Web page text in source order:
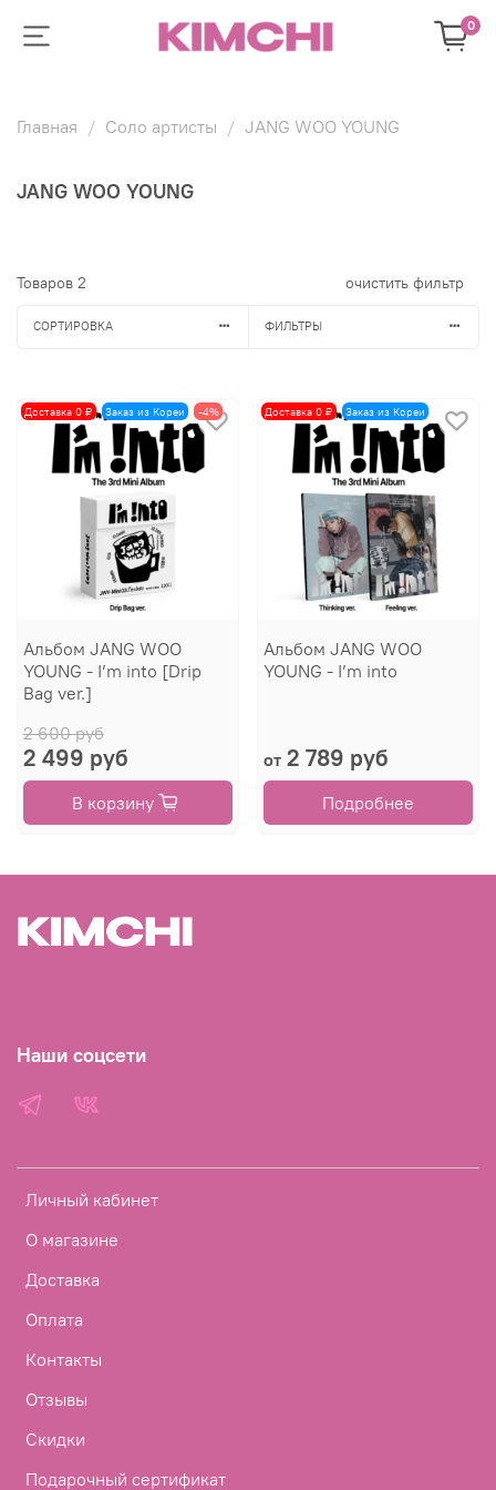
0
Главная Соло артисты JANG WOO YOUNG
JANG WOO YOUNG
Товаров 2 очистить фильтр
СОРТИРОВКА ФИЛЬТРЫ
Доставка 0 ₽ Заказ из Кореи -4%
Альбом JANG WOO
YOUNG - I’m into [Drip
Bag ver.]
2 600 руб
2 499 руб
В корзину
Доставка 0 ₽ Заказ из Кореи
Альбом JANG WOO
YOUNG - I’m into
от2 789 руб
Подробнее
Личный кабинет
О магазине
Доставка
Оплата
Контакты
Отзывы
Скидки
Подарочный сертификат
Наши соцсети